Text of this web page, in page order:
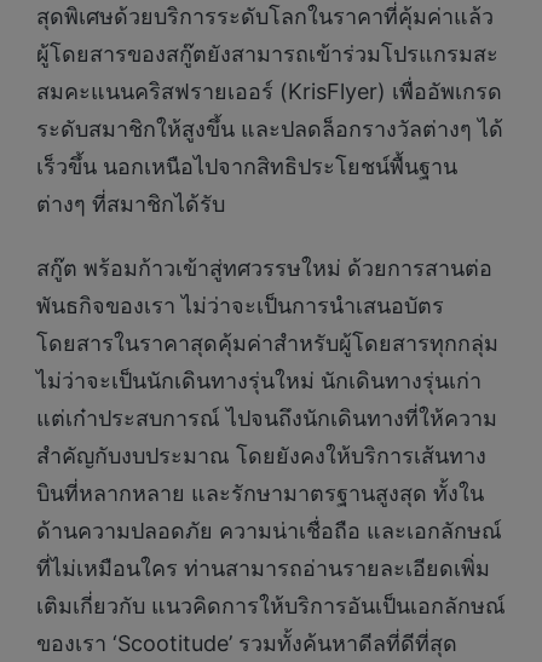
สุดพิเศษด้วยบริการระดับโลกในราคาที่คุ้มค่าแล้ว
ผู้โดยสารของสกู๊ตยังสามารถเข้าร่วมโปรแกรมสะ
สมคะแนนคริสฟรายเออร์ (KrisFlyer) เพื่ออัพเกรด
ระดับสมาชิกให้สูงขึ้น และปลดล็อกรางวัลต่างๆ ได้
เร็วขึ้น นอกเหนือไปจากสิทธิประโยชน์พื้นฐาน
ต่างๆ ที่สมาชิกได้รับ
สกู๊ต พร้อมก้าวเข้าสู่ทศวรรษใหม่ ด้วยการสานต่อ
พันธกิจของเรา ไม่ว่าจะเป็นการนำเสนอบัตร
โดยสารในราคาสุดคุ้มค่าสำหรับผู้โดยสารทุกกลุ่ม
ไม่ว่าจะเป็นนักเดินทางรุ่นใหม่ นักเดินทางรุ่นเก่า
แต่เก๋าประสบการณ์ ไปจนถึงนักเดินทางที่ให้ความ
สำคัญกับงบประมาณ โดยยังคงให้บริการเส้นทาง
บินที่หลากหลาย และรักษามาตรฐานสูงสุด ทั้งใน
ด้านความปลอดภัย ความน่าเชื่อถือ และเอกลักษณ์
ที่ไม่เหมือนใคร ท่านสามารถอ่านรายละเอียดเพิ่ม
เติมเกี่ยวกับ แนวคิดการให้บริการอันเป็นเอกลักษณ์
ของเรา ‘Scootitude’ รวมทั้งค้นหาดีลที่ดีที่สุด